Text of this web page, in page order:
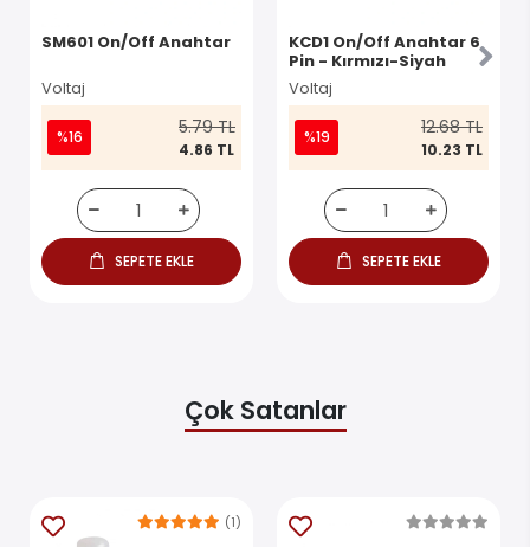
SM601 On/Off Anahtar
Voltaj
%16 5.79 TL
4.86 TL
SEPETE EKLE
KCD1 On/Off Anahtar 6
Pin - Kırmızı-Siyah
Voltaj
%19 12.68 TL
10.23 TL
SEPETE EKLE
Çok Satanlar
(1)